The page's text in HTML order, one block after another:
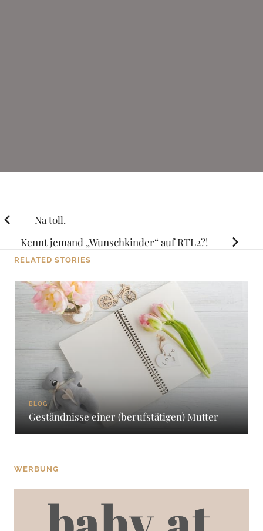
Posts
navigation
Na toll.
Kennt jemand „Wunschkinder“ auf RTL2?!
RELATED STORIES
BLOG
Geständnisse einer (berufstätigen) Mutter
WERBUNG